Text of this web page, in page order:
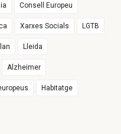
Consell Europeu
Xarxes Socials LGTB
Lleida
Alzheimer
Habitatge